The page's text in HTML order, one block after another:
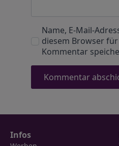
Name, E-Mail-
diesem Browser
Kommentar
Infos